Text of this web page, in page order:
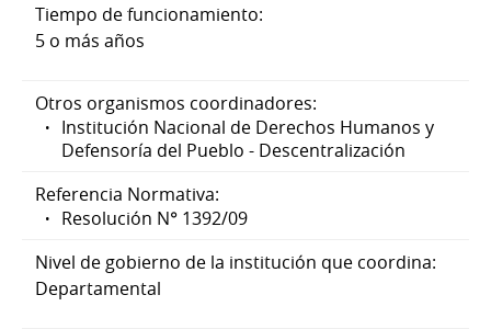
Tiempo de funcionamiento:
5 o más años
Otros organismos coordinadores:
Institución Nacional de Derechos Humanos y
Defensoría del Pueblo - Descentralización
Referencia Normativa:
Resolución N° 1392/09
Nivel de gobierno de la institución que coordina:
Departamental